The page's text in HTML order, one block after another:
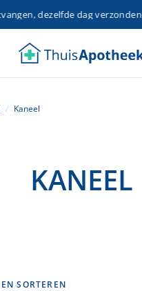
dezelfde dag verzonden!
/ Kaneel
KANEEL
SORTEREN